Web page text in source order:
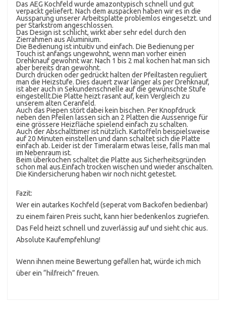
Das AEG Kochfeld wurde amazontypisch schnell und gut
verpackt geliefert. Nach dem auspacken haben wir es in die
Aussparung unserer Arbeitsplatte problemlos eingesetzt. und
per Starkstrom angeschlossen.
Das Design ist schlicht, wirkt aber sehr edel durch den
Zierrahmen aus Aluminium.
Die Bedienung ist intuitiv und einfach. Die Bedienung per
Touch ist anfangs ungewohnt, wenn man vorher einen
Drehknauf gewohnt war. Nach 1 bis 2 mal kochen hat man sich
aber bereits dran gewöhnt.
Durch drücken oder gedrückt halten der Pfeiltasten reguliert
man die Heizstufe. Dies dauert zwar länger als per Drehknauf,
ist aber auch in Sekundenschnelle auf die gewünschte Stufe
eingestellt.Die Platte heizt rasant auf, kein Vergleich zu
unserem alten Ceranfeld.
Auch das Piepen stört dabei kein bischen. Per Knopfdruck
neben den Pfeilen lassen sich an 2 Platten die Aussenrige für
eine grössere Heizfläche spielend einfach zu schalten.
Auch der Abschalttimer ist nützlich. Kartoffeln beispielsweise
auf 20 Minuten einstellen und dann schaltet sich die Platte
einfach ab. Leider ist der Timeralarm etwas leise, falls man mal
im Nebenraum ist.
Beim überkochen schaltet die Platte aus Sicherheitsgründen
schon mal aus.Einfach trocken wischen und wieder anschalten.
Die Kindersicherung haben wir noch nicht getestet.
Fazit:
Wer ein autarkes Kochfeld (seperat vom Backofen bedienbar)
zu einem fairen Preis sucht, kann hier bedenkenlos zugriefen.
Das Feld heizt schnell und zuverlässig auf und sieht chic aus.
Absolute Kaufempfehlung!
Wenn ihnen meine Bewertung gefallen hat, würde ich mich
über ein “hilfreich” freuen.